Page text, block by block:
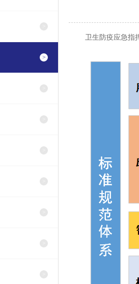
卫生防疫应急指